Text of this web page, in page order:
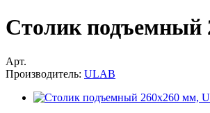
Столик подъемный
Арт.
Производитель: ULAB